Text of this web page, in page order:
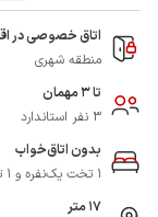
اتاق خصوصی در
منطقه شهری
تا 3 مهمان
3 نفر استاندارد
بدون اتاق‌خواب
1 تخت یک‌نفره و 1 تخت دونفره در فضای مشترک
17 متر